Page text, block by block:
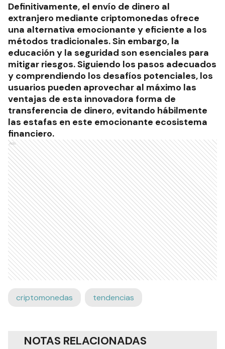
Definitivamente, el envío de dinero al
extranjero mediante criptomonedas ofrece
una alternativa emocionante y eficiente a los
métodos tradicionales. Sin embargo, la
educación y la seguridad son esenciales para
mitigar riesgos. Siguiendo los pasos adecuados
y comprendiendo los desafíos potenciales, los
usuarios pueden aprovechar al máximo las
ventajas de esta innovadora forma de
transferencia de dinero, evitando hábilmente
las estafas en este emocionante ecosistema
financiero.
Ads
criptomonedas tendencias
NOTAS RELACIONADAS